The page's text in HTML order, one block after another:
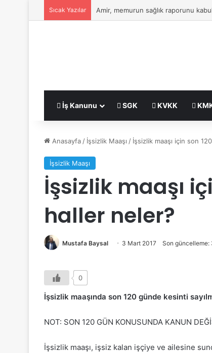
Sıcak Yazılar Amir, memurun sağlık raporunu
İş Kanunu SGK KVKK
Anasayfa / İşsizlik Maaşı / İşsizlik maaşı için son
İşsizlik Maaşı
İşsizlik maaşı
haller neler?
Mustafa Baysal 3 Mart 2017 Son güncelleme:
0
İşsizlik maaşında son 120 günde kesinti
NOT: SON 120 GÜN KONUSUNDA KANUN
İşsizlik maaşı, işsiz kalan işçiye ve ailesine